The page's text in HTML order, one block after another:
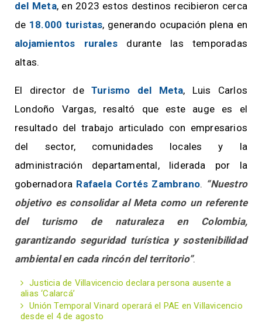
del Meta, en 2023 estos destinos recibieron cerca
de 18.000 turistas, generando ocupación plena en
alojamientos rurales durante las temporadas
altas.
El director deTurismo del Meta, Luis Carlos
Londoño Vargas, resaltó que este auge es el
resultado del trabajo articulado con empresarios
del sector, comunidades locales y la
administración departamental, liderada por la
gobernadora Rafaela Cortés Zambrano. “Nuestro
objetivo es consolidar al Meta como un referente
del turismo de naturaleza en Colombia,
garantizando seguridad turística y sostenibilidad
ambiental en cada rincón del territorio”.
Justicia de Villavicencio declara persona ausente a
alias ‘Calarcá’
Unión Temporal Vinard operará el PAE en Villavicencio
desde el 4 de agosto